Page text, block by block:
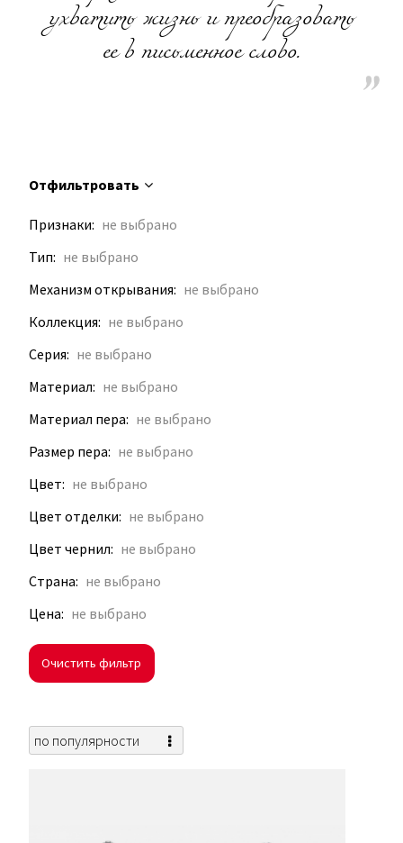
ухватить жизнь и преобразовать
ее в письменное слово.
Отфильтровать
Признаки
Тип
Механизм открывания
Коллекция
Серия
Материал
Материал пера
Размер пера
Цвет
Цвет отделки
Цвет чернил
Страна
Цена
Очистить фильтр